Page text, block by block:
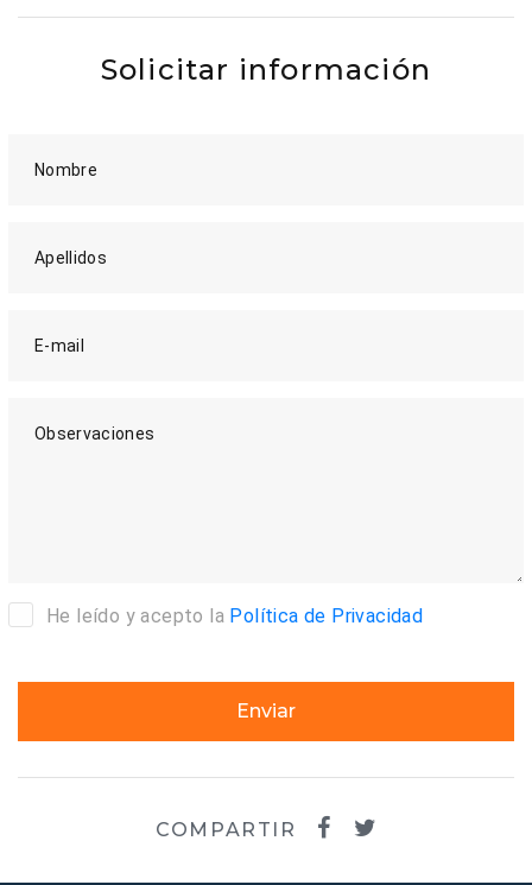
Solicitar información
Nombre
Apellidos
E-mail
Observaciones
He leído y acepto la Política de Privacidad
Enviar
COMPARTIR